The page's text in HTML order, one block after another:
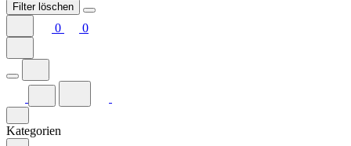
Filter löschen
0 0
Kategorien